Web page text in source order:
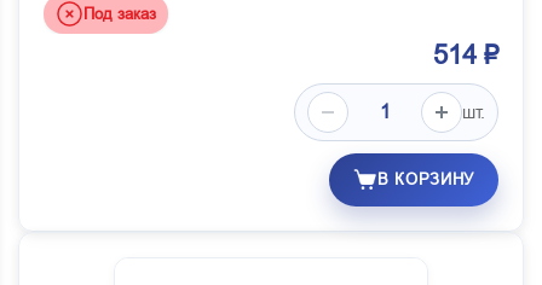
Под заказ
514 ₽
шт.
В КОРЗИНУ